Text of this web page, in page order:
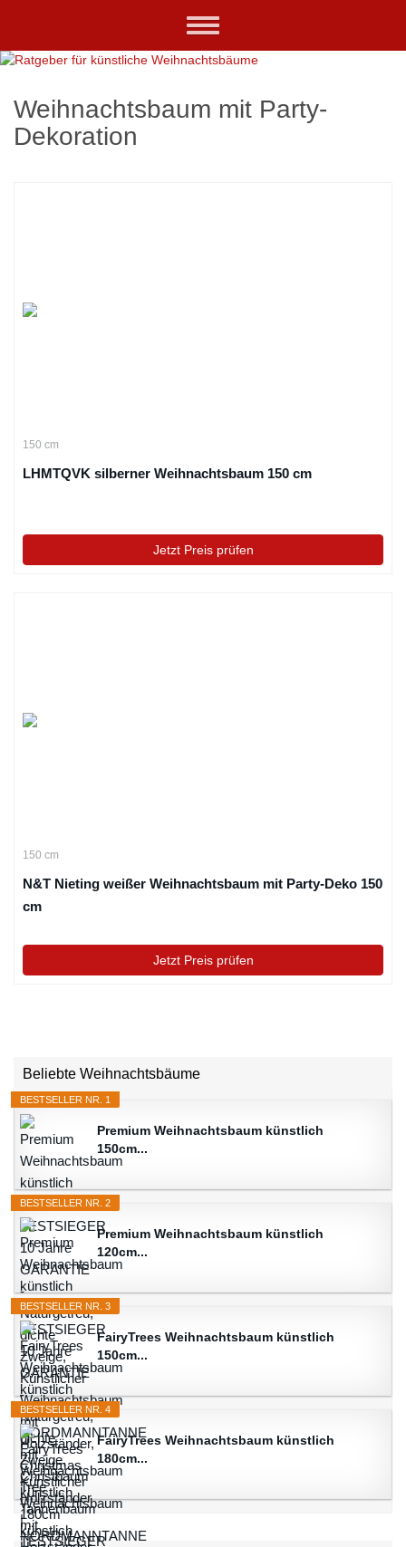
content
Toggle
Weihnachtsbaum mit Party-
Dekoration
150 cm
LHMTQVK silberner Weihnachtsbaum 150 cm
Jetzt Preis prüfen
150 cm
N&T Nieting weißer Weihnachtsbaum mit Party-Deko 150
cm
Jetzt Preis prüfen
Beliebte Weihnachtsbäume
BESTSELLER NR. 1
Premium Weihnachtsbaum künstlich
150cm...
BESTSELLER NR. 2
Premium Weihnachtsbaum künstlich
120cm...
BESTSELLER NR. 3
FairyTrees Weihnachtsbaum künstlich
150cm...
BESTSELLER NR. 4
FairyTrees Weihnachtsbaum künstlich
180cm...